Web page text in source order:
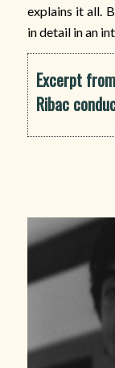
explains it all.
in detail in an
Excerpt
Ribac